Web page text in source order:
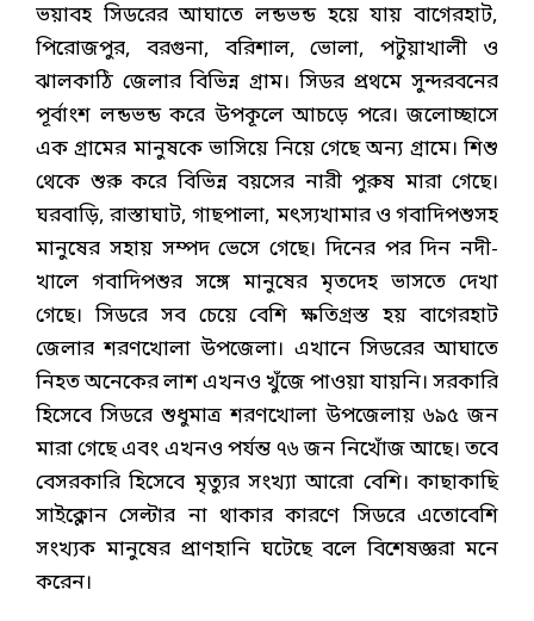
ভয়াবহ সিডরের আঘাতে লন্ডভন্ড হয়ে যায় বাগেরহাট,
পিরোজপুর, বরগুনা, বরিশাল, ভোলা, পটুয়াখালী ও
ঝালকাঠি জেলার বিভিন্ন গ্রাম। সিডর প্রথমে সুন্দরবনের
পূর্বাংশ লন্ডভন্ড করে উপকূলে আচড়ে পরে। জলোচ্ছাসে
এক গ্রামের মানুষকে ভাসিয়ে নিয়ে গেছে অন্য গ্রামে। শিশু
থেকে শুরু করে বিভিন্ন বয়সের নারী পুরুষ মারা গেছে।
ঘরবাড়ি, রাস্তাঘাট, গাছপালা, মৎস্যখামার ও গবাদিপশুসহ
মানুষের সহায় সম্পদ ভেসে গেছে। দিনের পর দিন নদী-
খালে গবাদিপশুর সঙ্গে মানুষের মৃতদেহ ভাসতে দেখা
গেছে। সিডরে সব চেয়ে বেশি ক্ষতিগ্রস্ত হয় বাগেরহাট
জেলার শরণখোলা উপজেলা। এখানে সিডরের আঘাতে
নিহত অনেকের লাশ এখনও খুঁজে পাওয়া যায়নি। সরকারি
হিসেবে সিডরে শুধুমাত্র শরণখোলা উপজেলায় ৬৯৫ জন
মারা গেছে এবং এখনও পর্যন্ত ৭৬ জন নিখোঁজ আছে। তবে
বেসরকারি হিসেবে মৃত্যুর সংখ্যা আরো বেশি। কাছাকাছি
সাইক্লোন সেল্টার না থাকার কারণে সিডরে এতোবেশি
সংখ্যক মানুষের প্রাণহানি ঘটেছে বলে বিশেষজ্ঞরা মনে
করেন।